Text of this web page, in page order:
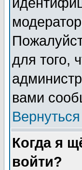
для того,
вами
Когда я
войти?